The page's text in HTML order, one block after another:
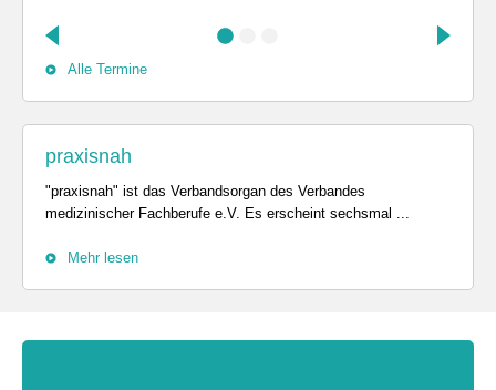
Alle Termine
praxisnah
"praxisnah" ist das Verbandsorgan des Verbandes
medizinischer Fachberufe e.V. Es erscheint sechsmal ...
Mehr lesen